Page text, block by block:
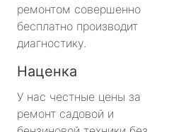
ремонтом совершенно
бесплатно производит
диагностику.
Наценка
У нас честные цены за
ремонт садовой и